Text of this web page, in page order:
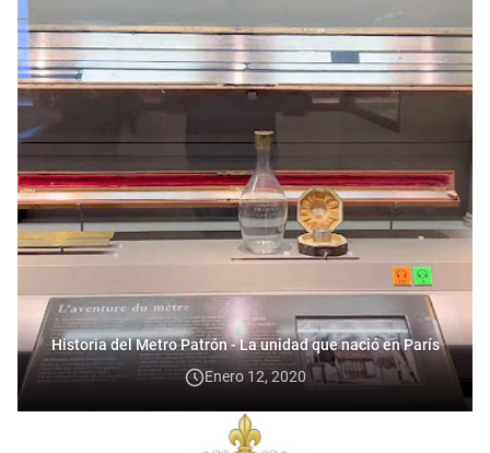
Historia del Metro Patrón - La unidad que nació en París
Enero 12, 2020